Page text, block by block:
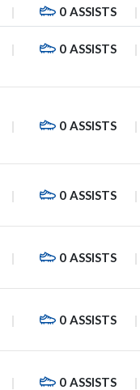
0 ASSISTS
0 ASSISTS
0 ASSISTS
0 ASSISTS
0 ASSISTS
0 ASSISTS
0 ASSISTS